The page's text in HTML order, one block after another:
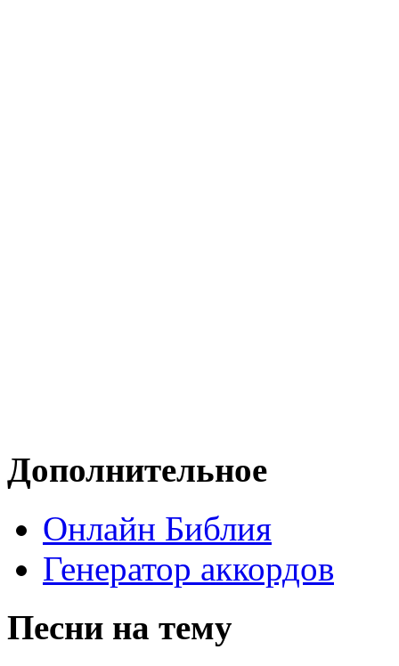
Дополнительное
Онлайн Библия
Генератор аккордов
Песни на тему